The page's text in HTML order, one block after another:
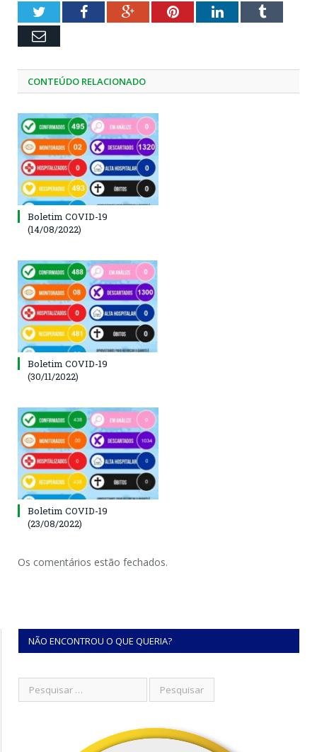
TwitterFacebookGoogle+PinterestLinkedInTumblr
Email
CONTEÚDO RELACIONADO
Boletim COVID-19
(14/08/2022)
Boletim COVID-19
(30/11/2022)
Boletim COVID-19
(23/08/2022)
Os comentários estão fechados.
NÃO ENCONTROU O QUE QUERIA?